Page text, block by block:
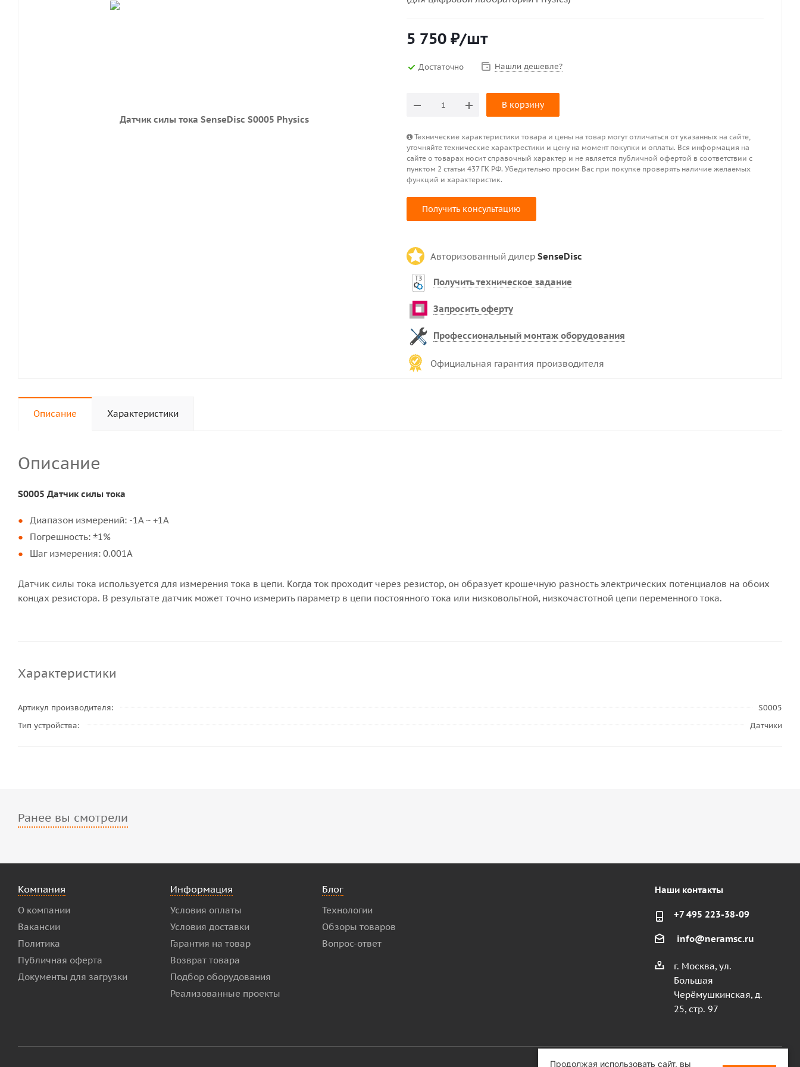
5 750 ₽/шт
Достаточно Нашли дешевле?
В корзину
Технические характеристики товара и цены на товар могут отличаться от указанных на сайте,
уточняйте технические характрестики и цену на момент покупки и оплаты. Вся информация на
сайте о товарах носит справочный характер и не является публичной офертой в соответствии с
пунктом 2 статьи 437 ГК РФ. Убедительно просим Вас при покупке проверять наличие желаемых
функций и характеристик.
Получить консультацию
Авторизованный дилер SenseDisc
Получить техническое задание
Запросить оферту
Профессиональный монтаж оборудования
Официальная гарантия производителя
Описание Характеристики
Описание
S0005 Датчик силы тока
Диапазон измерений: -1А ~ +1A
Погрешность: ±1%
Шаг измерения: 0.001A
Датчик силы тока используется для измерения тока в цепи. Когда ток проходит через резистор, он образует крошечную разность электрических потенциалов на обоих
концах резистора. В результате датчик может точно измерить параметр в цепи постоянного тока или низковольтной, низкочастотной цепи переменного тока.
Характеристики
Артикул производителя
S0005
Тип устройства
Датчики
Ранее вы смотрели
Компания
О компании
Вакансии
Политика
Публичная оферта
Документы для загрузки
Информация
Условия оплаты
Условия доставки
Гарантия на товар
Возврат товара
Подбор оборудования
Реализованные проекты
Блог
Технологии
Обзоры товаров
Вопрос-ответ
Наши контакты
+7 495 223-38-09
info@neramsc.ru
г. Москва, ул.
Большая
Черёмушкинская, д.
25, стр. 97
Продолжая использовать сайт, вы